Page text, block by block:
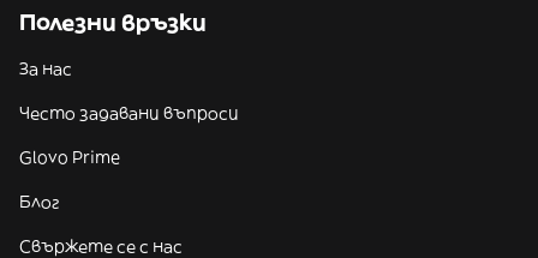
Полезни връзки
За нас
Често задавани въпроси
Glovo Prime
Блог
Свържете се с нас